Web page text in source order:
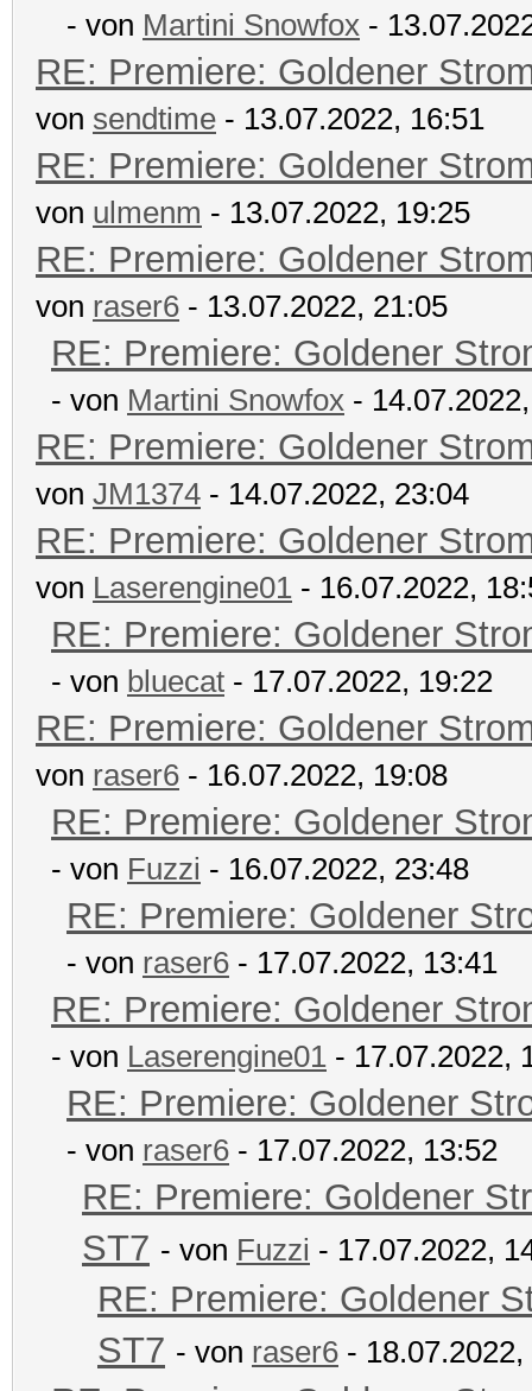
- von Martini Snowfox -
RE: Premiere: Goldener
von sendtime - 13.07.2022, 16:51
RE: Premiere: Goldener
von ulmenm - 13.07.2022, 19:25
RE: Premiere: Goldener
von raser6 - 13.07.2022, 21:05
RE: Premiere: Goldener
- von Martini Snowfox -
RE: Premiere: Goldener
von JM1374 - 14.07.2022, 23:04
RE: Premiere: Goldener
von Laserengine01 - 16.07.2022,
RE: Premiere: Goldener
- von bluecat - 17.07.2022, 19:22
RE: Premiere: Goldener
von raser6 - 16.07.2022, 19:08
RE: Premiere: Goldener
- von Fuzzi - 16.07.2022, 23:48
RE: Premiere: Goldener
- von raser6 - 17.07.2022, 13:41
RE: Premiere: Goldener
- von Laserengine01 - 17.07.2022,
RE: Premiere: Goldener
- von raser6 - 17.07.2022, 13:52
RE: Premiere: Goldener
ST7 - von Fuzzi - 17.07.2022,
RE: Premiere: Goldener
ST7 - von raser6 - 18.07.2022,